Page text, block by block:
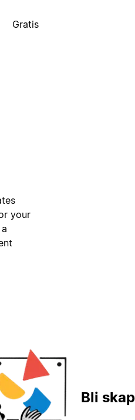
Gratis
your
Bli